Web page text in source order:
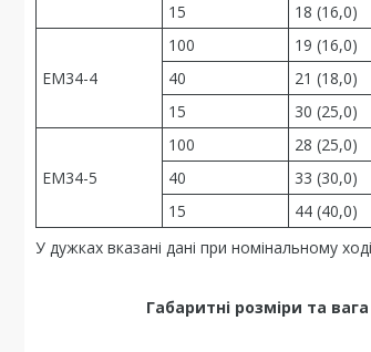
15
18 (16,0)
ЕМ34-4
100
19 (16,0)
40
21 (18,0)
15
30 (25,0)
ЕМ34-5
100
28 (25,0)
40
33 (30,0)
15
44 (40,0)
У дужках вказані дані при номінальному
Габаритні розміри та вага